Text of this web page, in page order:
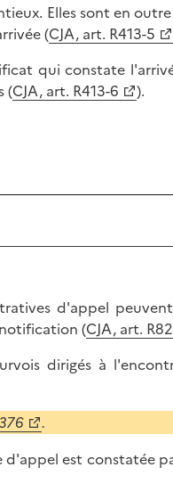
Elles sont en
(CJA, art. R413-5
qui constate
(CJA, art. R413-6 ).
d'appel
(CJA, art.
dirigés à
.
est constatée